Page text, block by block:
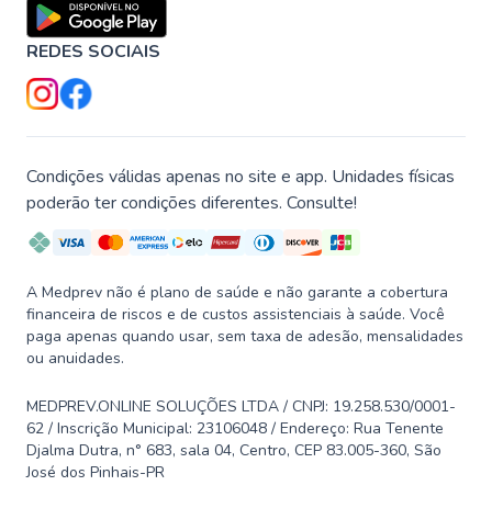
REDES SOCIAIS
Condições válidas apenas no site e app. Unidades físicas
poderão ter condições diferentes. Consulte!
A Medprev não é plano de saúde e não garante a cobertura
financeira de riscos e de custos assistenciais à saúde. Você
paga apenas quando usar, sem taxa de adesão, mensalidades
ou anuidades.
MEDPREV.ONLINE SOLUÇÕES LTDA / CNPJ: 19.258.530/0001-
62 / Inscrição Municipal: 23106048 / Endereço: Rua Tenente
Djalma Dutra, n° 683, sala 04, Centro, CEP 83.005-360, São
José dos Pinhais-PR